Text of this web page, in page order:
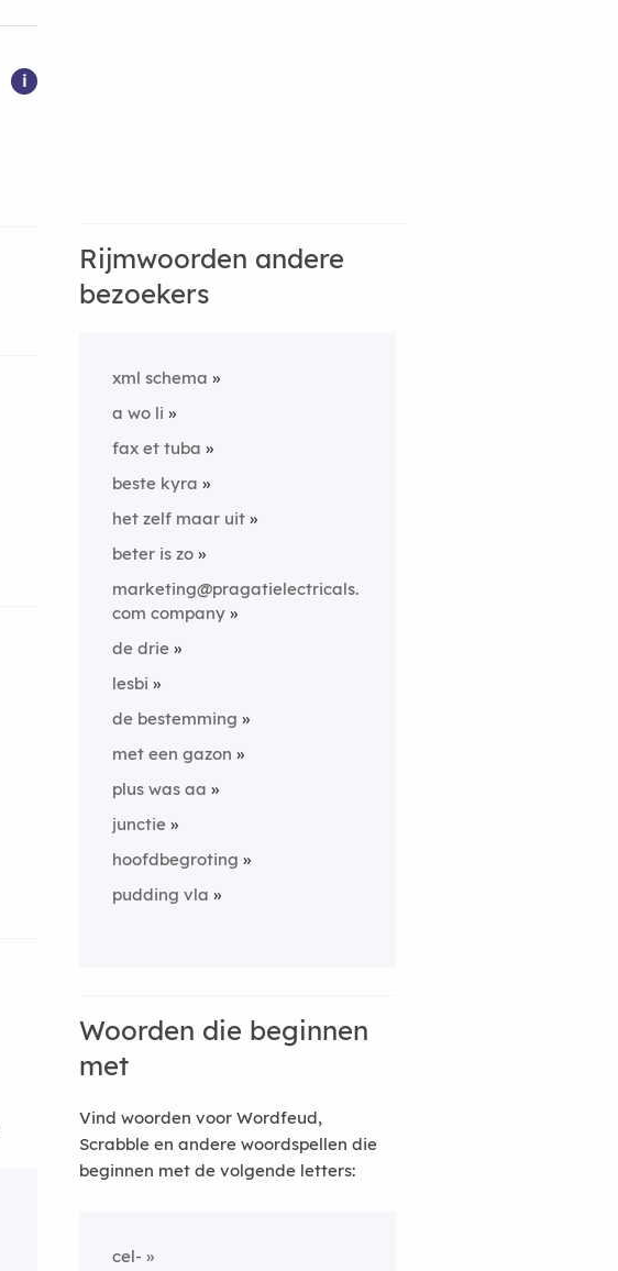
i
Rijmwoorden andere
bezoekers
xml schema
a wo li
fax et tuba
beste kyra
het zelf maar uit
beter is zo
marketing@pragatielectricals.
com company
de drie
lesbi
de bestemming
met een gazon
plus was aa
junctie
hoofdbegroting
pudding vla
Woorden die beginnen
met
Vind woorden voor Wordfeud,
Scrabble en andere woordspellen die
beginnen met de volgende letters:
cel-